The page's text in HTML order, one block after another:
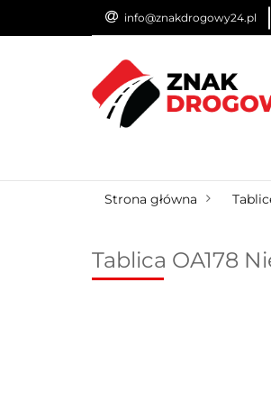
info@znakdrogowy24.pl
Strona główna
Tablica OA178